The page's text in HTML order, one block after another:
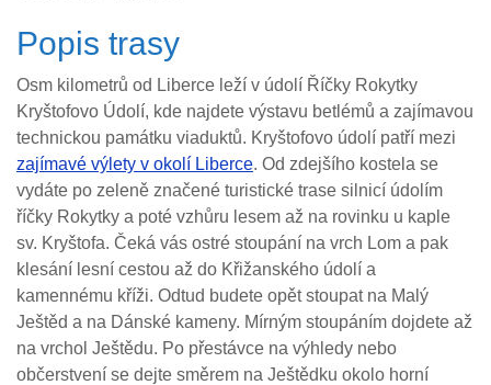
Popis trasy
Osm kilometrů od Liberce leží v údolí Říčky Rokytky
Kryštofovo Údolí, kde najdete výstavu betlémů a zajímavou
technickou památku viaduktů. Kryštofovo údolí patří mezi
zajímavé výlety v okolí Liberce. Od zdejšího kostela se
vydáte po zeleně značené turistické trase silnicí údolím
říčky Rokytky a poté vzhůru lesem až na rovinku u kaple
sv. Kryštofa. Čeká vás ostré stoupání na vrch Lom a pak
klesání lesní cestou až do Křižanského údolí a
kamennému kříži. Odtud budete opět stoupat na Malý
Ještěd a na Dánské kameny. Mírným stoupáním dojdete až
na vrchol Ještědu. Po přestávce na výhledy nebo
občerstvení se dejte směrem na Ještědku okolo horní